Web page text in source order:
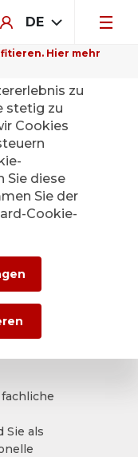
DE
Hier mehr
Sie als
wir
zu
stetig zu
Cookies
Sie diese
Sie der
Cookie-